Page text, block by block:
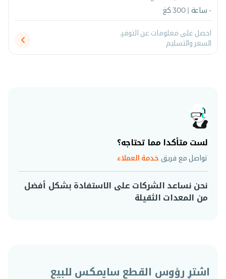
- ساعة | 300 كغ
احصل على معلومات عن التوفر،
السعر والتسليم
لست متأكدا مما تحتاجه؟
تواصل مع فريق خدمة العملاء
نحن نساعد الشركات على الاستفادة بشكل أفضل
من المعدات الثقيلة
اشترِ رؤوس القطع سايمكس للبيع